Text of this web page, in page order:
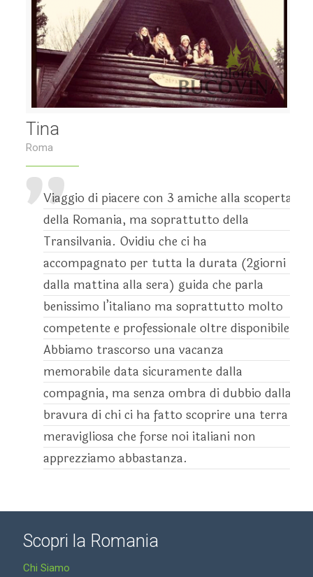
Tina
Roma
Viaggio di piacere con 3 amiche alla scoperta
della Romania, ma soprattutto della
Transilvania. Ovidiu che ci ha
accompagnato per tutta la durata (2giorni
dalla mattina alla sera) guida che parla
benissimo l’italiano ma soprattutto molto
competente e professionale oltre disponibile!
Abbiamo trascorso una vacanza
memorabile data sicuramente dalla
compagnia, ma senza ombra di dubbio dalla
bravura di chi ci ha fatto scoprire una terra
meravigliosa che forse noi italiani non
apprezziamo abbastanza.
Scopri la Romania
Chi Siamo